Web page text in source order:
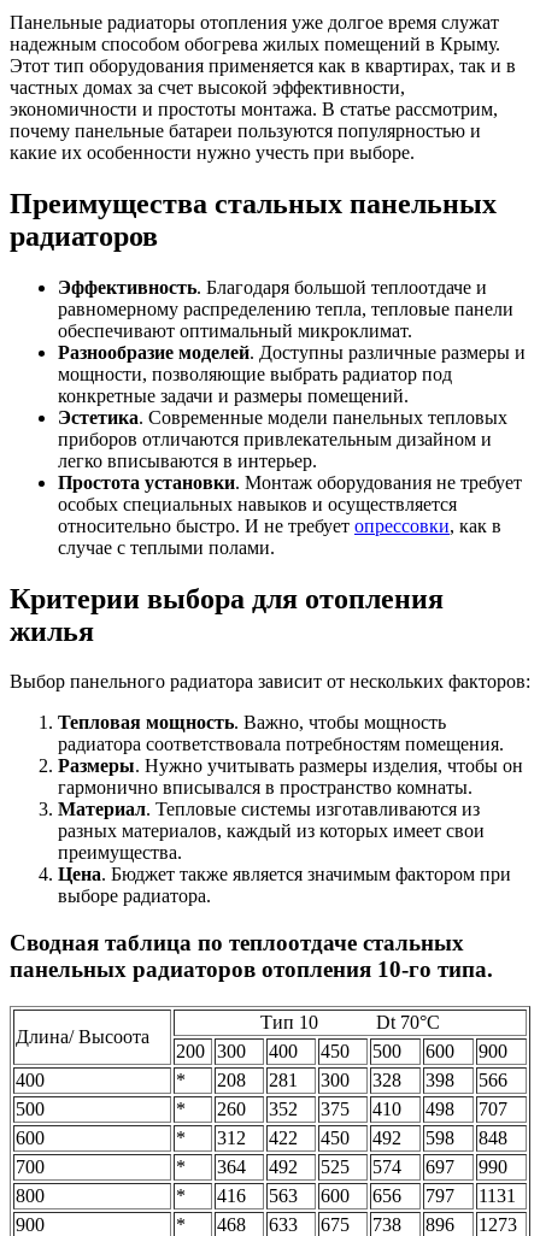
Панельные радиаторы отопления уже долгое время служат
надежным способом обогрева жилых помещений в Крыму.
Этот тип оборудования применяется как в квартирах, так и в
частных домах за счет высокой эффективности,
экономичности и простоты монтажа. В статье рассмотрим,
почему панельные батареи пользуются популярностью и
какие их особенности нужно учесть при выборе.
Преимущества стальных панельных
радиаторов
Эффективность. Благодаря большой теплоотдаче и
равномерному распределению тепла, тепловые панели
обеспечивают оптимальный микроклимат.
Разнообразие моделей. Доступны различные размеры и
мощности, позволяющие выбрать радиатор под
конкретные задачи и размеры помещений.
Эстетика. Современные модели панельных тепловых
приборов отличаются привлекательным дизайном и
легко вписываются в интерьер.
Простота установки. Монтаж оборудования не требует
особых специальных навыков и осуществляется
относительно быстро. И не требует опрессовки, как в
случае с теплыми полами.
Критерии выбора для отопления
жилья
Выбор панельного радиатора зависит от нескольких факторов:
Тепловая мощность. Важно, чтобы мощность
радиатора соответствовала потребностям помещения.
Размеры. Нужно учитывать размеры изделия, чтобы он
гармонично вписывался в пространство комнаты.
Материал. Тепловые системы изготавливаются из
разных материалов, каждый из которых имеет свои
преимущества.
Цена. Бюджет также является значимым фактором при
выборе радиатора.
Сводная таблица по теплоотдаче стальных
панельных радиаторов отопления 10-го типа.
Длина/ Высоота
Тип 10 Dt 70°С
200 300 400 450 500 600
900
400
* 208 281 300 328 398
566
500
* 260 352 375 410 498
707
600
* 312 422 450 492 598
848
700
* 364 492 525 574 697
990
800
* 416 563 600 656 797
1131
900
* 468 633 675 738 896
1273